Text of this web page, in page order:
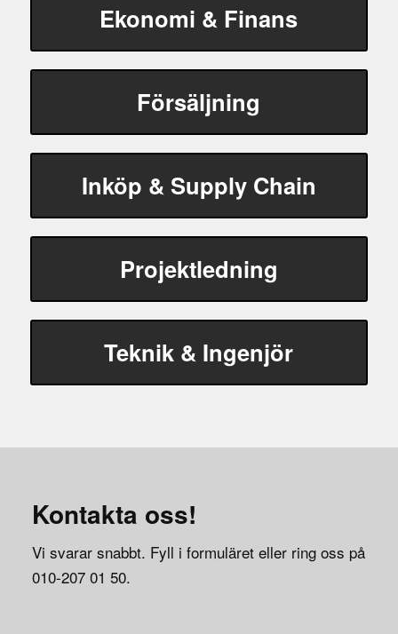
Ekonomi & Finans
Försäljning
Inköp & Supply Chain
Projektledning
Teknik & Ingenjör
Kontakta oss!
Vi svarar snabbt. Fyll i formuläret eller ring oss på
010-207 01 50.